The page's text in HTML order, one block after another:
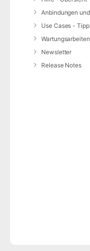
Wartungsarbeiten
Newsletter
Release Notes